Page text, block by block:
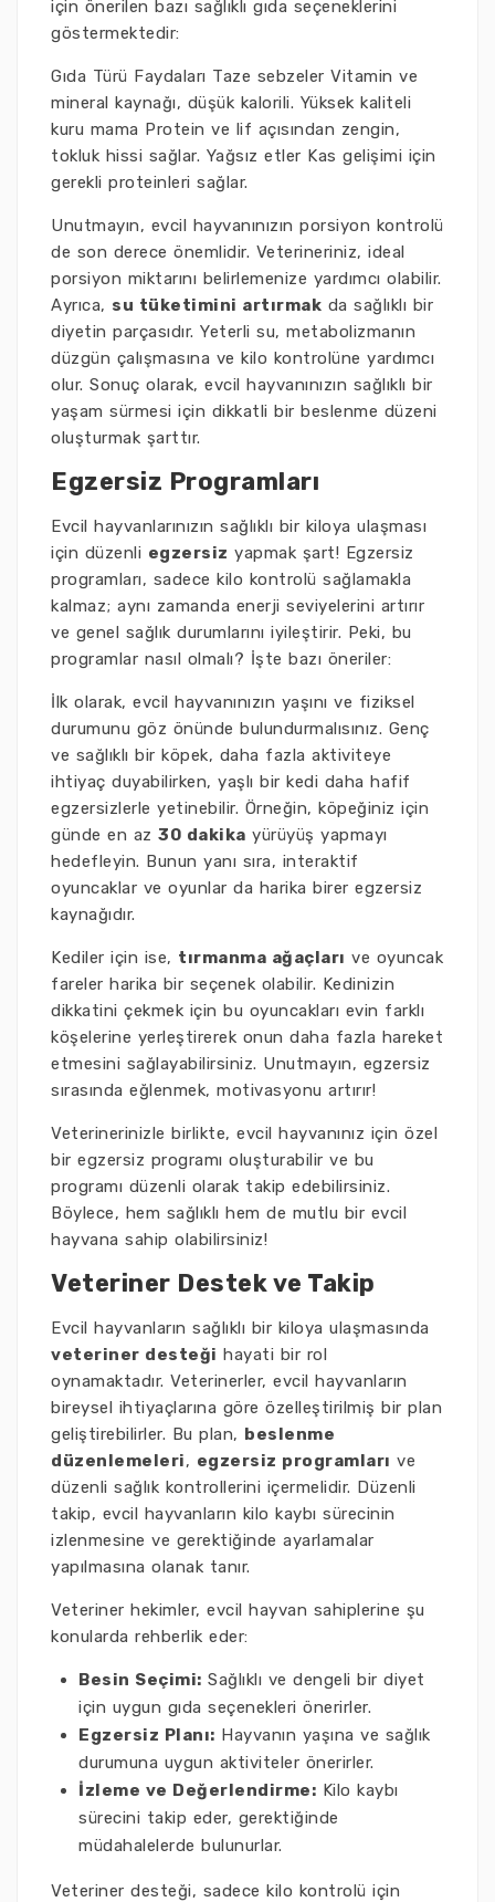
için önerilen bazı sağlıklı gıda seçeneklerini
göstermektedir:
Gıda Türü Faydaları Taze sebzeler Vitamin ve
mineral kaynağı, düşük kalorili. Yüksek kaliteli
kuru mama Protein ve lif açısından zengin,
tokluk hissi sağlar. Yağsız etler Kas gelişimi için
gerekli proteinleri sağlar.
Unutmayın, evcil hayvanınızın porsiyon kontrolü
de son derece önemlidir. Veterineriniz, ideal
porsiyon miktarını belirlemenize yardımcı olabilir.
Ayrıca, su tüketimini artırmak da sağlıklı bir
diyetin parçasıdır. Yeterli su, metabolizmanın
düzgün çalışmasına ve kilo kontrolüne yardımcı
olur. Sonuç olarak, evcil hayvanınızın sağlıklı bir
yaşam sürmesi için dikkatli bir beslenme düzeni
oluşturmak şarttır.
Egzersiz Programları
Evcil hayvanlarınızın sağlıklı bir kiloya ulaşması
için düzenli egzersiz yapmak şart! Egzersiz
programları, sadece kilo kontrolü sağlamakla
kalmaz; aynı zamanda enerji seviyelerini artırır
ve genel sağlık durumlarını iyileştirir. Peki, bu
programlar nasıl olmalı? İşte bazı öneriler:
İlk olarak, evcil hayvanınızın yaşını ve fiziksel
durumunu göz önünde bulundurmalısınız. Genç
ve sağlıklı bir köpek, daha fazla aktiviteye
ihtiyaç duyabilirken, yaşlı bir kedi daha hafif
egzersizlerle yetinebilir. Örneğin, köpeğiniz için
günde en az 30 dakika yürüyüş yapmayı
hedefleyin. Bunun yanı sıra, interaktif
oyuncaklar ve oyunlar da harika birer egzersiz
kaynağıdır.
Kediler için ise, tırmanma ağaçları ve oyuncak
fareler harika bir seçenek olabilir. Kedinizin
dikkatini çekmek için bu oyuncakları evin farklı
köşelerine yerleştirerek onun daha fazla hareket
etmesini sağlayabilirsiniz. Unutmayın, egzersiz
sırasında eğlenmek, motivasyonu artırır!
Veterinerinizle birlikte, evcil hayvanınız için özel
bir egzersiz programı oluşturabilir ve bu
programı düzenli olarak takip edebilirsiniz.
Böylece, hem sağlıklı hem de mutlu bir evcil
hayvana sahip olabilirsiniz!
Veteriner Destek ve Takip
Evcil hayvanların sağlıklı bir kiloya ulaşmasında
veteriner desteği hayati bir rol
oynamaktadır. Veterinerler, evcil hayvanların
bireysel ihtiyaçlarına göre özelleştirilmiş bir plan
geliştirebilirler. Bu plan, beslenme
düzenlemeleri, egzersiz programları ve
düzenli sağlık kontrollerini içermelidir. Düzenli
takip, evcil hayvanların kilo kaybı sürecinin
izlenmesine ve gerektiğinde ayarlamalar
yapılmasına olanak tanır.
Veteriner hekimler, evcil hayvan sahiplerine şu
konularda rehberlik eder:
Besin Seçimi: Sağlıklı ve dengeli bir diyet
için uygun gıda seçenekleri önerirler.
Egzersiz Planı: Hayvanın yaşına ve sağlık
durumuna uygun aktiviteler önerirler.
İzleme ve Değerlendirme: Kilo kaybı
sürecini takip eder, gerektiğinde
müdahalelerde bulunurlar.
Veteriner desteği, sadece kilo kontrolü için